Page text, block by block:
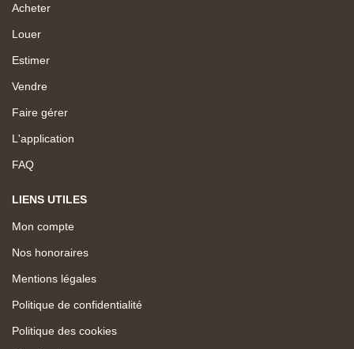
Acheter
Louer
Estimer
Vendre
Faire gérer
L'application
FAQ
LIENS UTILES
Mon compte
Nos honoraires
Mentions légales
Politique de confidentialité
Politique des cookies